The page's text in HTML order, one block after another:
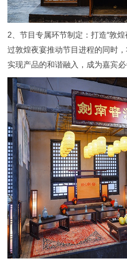
2、节目专属环节制定：打造“敦
过敦煌夜宴推动节目进程的同时
实现产品的和谐融入，成为嘉宾必